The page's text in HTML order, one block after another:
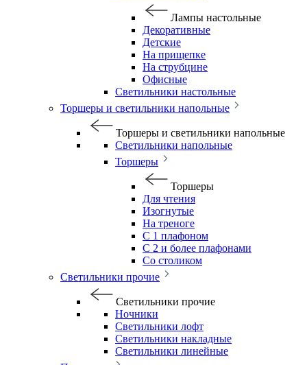
Лампы настольные
Декоративные
Детские
На прищепке
На струбцине
Офисные
Светильники настольные
Торшеры и светильники напольные
Торшеры и светильники напольные
Светильники напольные
Торшеры
Торшеры
Для чтения
Изогнутые
На треноге
С 1 плафоном
С 2 и более плафонами
Со столиком
Светильники прочие
Светильники прочие
Ночники
Светильники лофт
Светильники накладные
Светильники линейные